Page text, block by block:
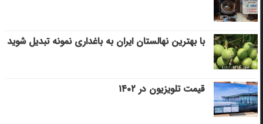
با بهترین نهالستان ایران به باغداری نمونه تبدیل شوید
قیمت تلویزیون در ۱۴۰۲